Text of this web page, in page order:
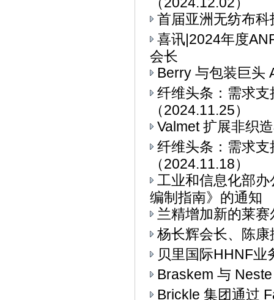
首届亚洲无纺布
喜讯|2024年度
会长
Berry 与包装巨头
纤维头条：需求
（2024.11.25）
Valmet 扩展非织
纤维头条：需求
（2024.11.18）
工业和信息化部
编制指南》的通知
兰精增加新的莱
杨长辉会长、陈
贝里国际HHNF业
Braskem 与
Brickle 集团通过